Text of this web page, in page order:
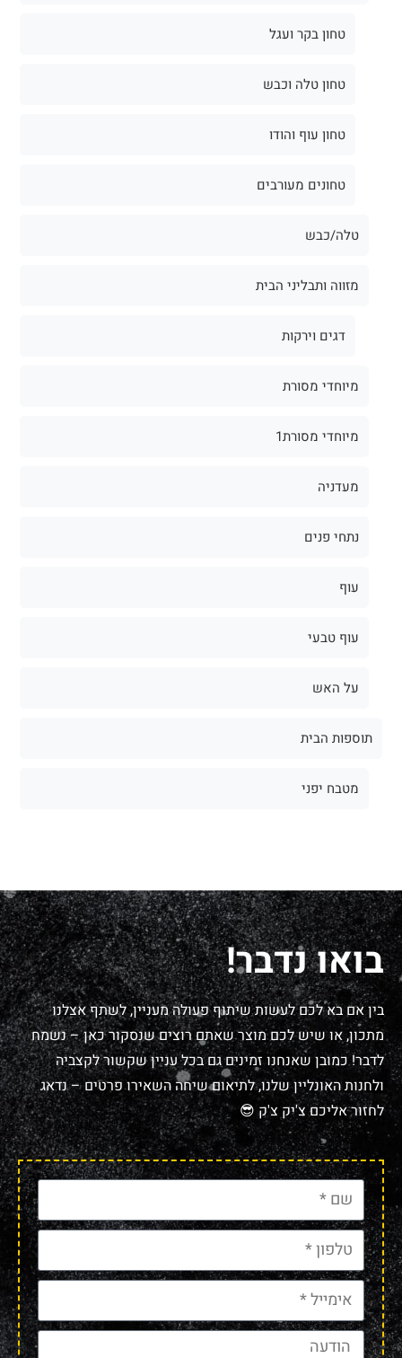
טחון בקר ועגל
טחון טלה וכבש
טחון עוף והודו
טחונים מעורבים
טלה/כבש
מזווה ותבליני הבית
דגים וירקות
מיוחדי מסורת
מיוחדי מסורת1
מעדניה
נתחי פנים
עוף
עוף טבעי
על האש
תוספות הבית
מטבח יפני
בואו נדבר!
בין אם בא לכם לעשות שיתוף פעולה מעניין, לשתף אצלנו
מתכון, או שיש לכם מוצר שאתם רוצים שנסקור כאן – נשמח
לדבר! כמובן שאנחנו זמינים גם בכל עניין שקשור לקצביה
ולחנות האונליין שלנו, לתיאום שיחה השאירו פרטים – נדאג
לחזור אליכם צ'יק צ'ק 😎